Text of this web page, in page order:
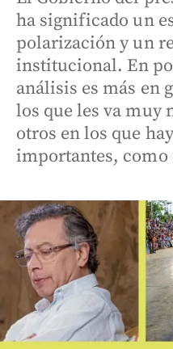
ha significado un
polarización y un
institucional. En
análisis es más en
los que les va muy
otros en los que
importantes, como